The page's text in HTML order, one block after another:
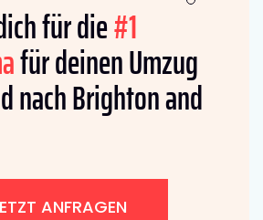
für die#1
für deinen Umzug
nach Brighton and
ANFRAGEN